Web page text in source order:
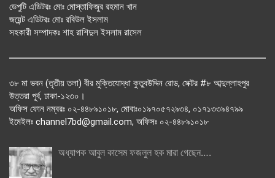
ডেপুটি এডিটরঃ মোঃ মোস্তাফিজুর রহমান খান
জয়েন্ট এডিটরঃ মোঃ রবিউল ইসলাম
সহকারী সম্পাদকঃ শাহ রাশিদুল ইসলাম রাসেল
৩৮ মা ভবন (তৃতীয় তলা) বীর মুক্তিযোদ্ধা কুতুবউদ্দিন রোড, সেক্টর #৮ আব্দুল্লাহপুর
উত্তরা পূর্ব, ঢাকা-১২৩০।
অফিস ফোন নম্বরঃ ০২-৪৪৮৯১০১৮, মোবাঃ০১৯৭০৫৭২৯৩৪, ০১৭১৩৩৯৪৭৯৯
ইমেইলঃ channel7bd@gmail.com, অফিসঃ ০২-৪৪৮৯১০১৮
অধ্যাপক আবুল কাসেম ফজলুল হক মারা গেছেন….